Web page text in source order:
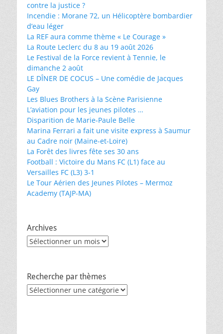
contre la justice ?
Incendie : Morane 72, un Hélicoptère bombardier
d’eau léger
La REF aura comme thème « Le Courage »
La Route Leclerc du 8 au 19 août 2026
Le Festival de la Force revient à Tennie, le
dimanche 2 août
LE DÎNER DE COCUS – Une comédie de Jacques
Gay
Les Blues Brothers à la Scène Parisienne
L’aviation pour les jeunes pilotes …
Disparition de Marie-Paule Belle
Marina Ferrari a fait une visite express à Saumur
au Cadre noir (Maine-et-Loire)
La Forêt des livres fête ses 30 ans
Football : Victoire du Mans FC (L1) face au
Versailles FC (L3) 3-1
Le Tour Aérien des Jeunes Pilotes – Mermoz
Academy (TAJP-MA)
Archives
Archives
Recherche par thèmes
Recherche